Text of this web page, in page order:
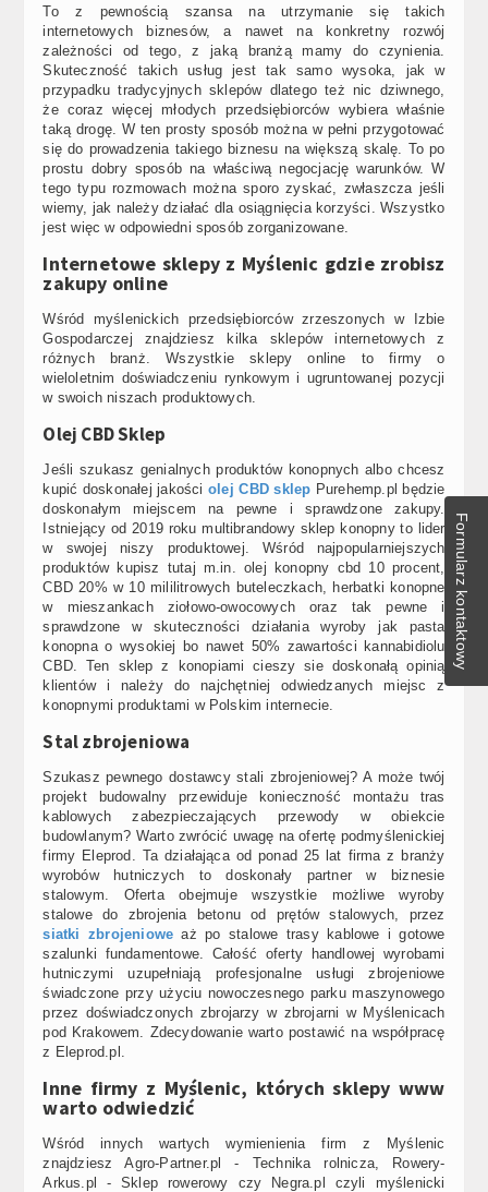
To z pewnością szansa na utrzymanie się takich
internetowych biznesów, a nawet na konkretny rozwój
zależności od tego, z jaką branżą mamy do czynienia.
Skuteczność takich usług jest tak samo wysoka, jak w
przypadku tradycyjnych sklepów dlatego też nic dziwnego,
że coraz więcej młodych przedsiębiorców wybiera właśnie
taką drogę. W ten prosty sposób można w pełni przygotować
się do prowadzenia takiego biznesu na większą skalę. To po
prostu dobry sposób na właściwą negocjację warunków. W
tego typu rozmowach można sporo zyskać, zwłaszcza jeśli
wiemy, jak należy działać dla osiągnięcia korzyści. Wszystko
jest więc w odpowiedni sposób zorganizowane.
Internetowe sklepy z Myślenic gdzie zrobisz
zakupy online
Wśród myślenickich przedsiębiorców zrzeszonych w Izbie
Gospodarczej znajdziesz kilka sklepów internetowych z
różnych branż. Wszystkie sklepy online to firmy o
wieloletnim doświadczeniu rynkowym i ugruntowanej pozycji
w swoich niszach produktowych.
Olej CBD Sklep
Jeśli szukasz genialnych produktów konopnych albo chcesz
kupić doskonałej jakościolej CBD sklep Purehemp.pl będzie
doskonałym miejscem na pewne i sprawdzone zakupy.
Istniejący od 2019 roku multibrandowy sklep konopny to lider
w swojej niszy produktowej. Wśród najpopularniejszych
produktów kupisz tutaj m.in. olej konopny cbd 10 procent,
CBD 20% w 10 mililitrowych buteleczkach, herbatki konopne
w mieszankach ziołowo-owocowych oraz tak pewne i
sprawdzone w skuteczności działania wyroby jak pasta
konopna o wysokiej bo nawet 50% zawartości kannabidiolu
CBD. Ten sklep z konopiami cieszy sie doskonałą opinią
klientów i należy do najchętniej odwiedzanych miejsc z
konopnymi produktami w Polskim internecie.
Stal zbrojeniowa
Szukasz pewnego dostawcy stali zbrojeniowej? A może twój
projekt budowalny przewiduje konieczność montażu tras
kablowych zabezpieczających przewody w obiekcie
budowlanym? Warto zwrócić uwagę na ofertę podmyślenickiej
firmy Eleprod. Ta działająca od ponad 25 lat firma z branży
wyrobów hutniczych to doskonały partner w biznesie
stalowym. Oferta obejmuje wszystkie możliwe wyroby
stalowe do zbrojenia betonu od prętów stalowych, przez
siatki zbrojeniowe aż po stalowe trasy kablowe i gotowe
szalunki fundamentowe. Całość oferty handlowej wyrobami
hutniczymi uzupełniają profesjonalne usługi zbrojeniowe
świadczone przy użyciu nowoczesnego parku maszynowego
przez doświadczonych zbrojarzy w zbrojarni w Myślenicach
pod Krakowem. Zdecydowanie warto postawić na współpracę
z Eleprod.pl.
Inne firmy z Myślenic, których sklepy www
warto odwiedzić
Wśród innych wartych wymienienia firm z Myślenic
znajdziesz Agro-Partner.pl - Technika rolnicza, Rowery-
Arkus.pl - Sklep rowerowy czy Negra.pl czyli myślenicki
Formularz kontaktowy